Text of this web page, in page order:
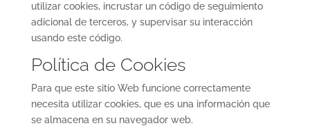
utilizar cookies, incrustar un código de seguimiento
adicional de terceros, y supervisar su interacción
usando este código.
Política de Cookies
Para que este sitio Web funcione correctamente
necesita utilizar cookies, que es una información que
se almacena en su navegador web.